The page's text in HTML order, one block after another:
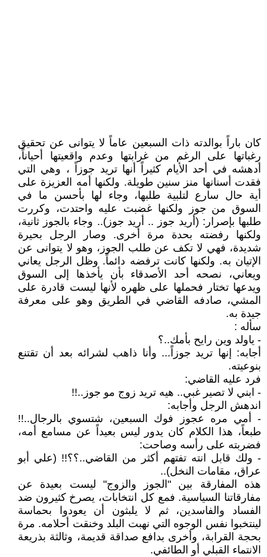
كان باراً بوالدته ذات السبعين عاماً لا يتوانى عن تحقيق
رغباتها على الرغم من غرابتها وعدم واقعيتها أحياناً،
أدهشه في أحد الأيام كثيراً أنها تريد جوزاً ، وهي التي
فقدت أسنانها منز سنين طويلة. ولكنها أمه العزيزة على
أية حال سارع لتلبية طلبها، وجاء لها بأحسن ما في
السوق من جوز ولكنها غضبت عليه واحتدت، وكررت
طلبها بإصرار: (أريد جوز .. أريد جوز).. وجاء بالجوز ثانية،
ولكنها رفضته بحدة مرة أخرى. وصار الرجل بحيرة
شديدة، فهي لا تكف عن طلب الجوز، وهو لا يتوانى عن
الإتيان به. ولكنها كانت ترفضه دائماً. وظل الرجل يعاني
ويعاني، نصحه أحد الأصدقاء بأن يأخذها إلى السوق
ويدعها تختار فحملها على ظهره لأنها ليست قادرة على
المشي، صادفه القاضي في الطريق وهو على معرفة
جيدة به.
سأله :
- ياولد وين رايح بأمك..؟
أجابه: إنها تريد جوزاً... وأنا ذاهب لشرائه بعد أن تقتنع
بنوعيته.
فرد عليه القاضي:
- ابني لا تصير غبي.. هيه تريد زوج مو جوز..!!
اندهش الرجل وأجابه:
- أمي مره عجوز فوك السبعين، شتسوي بالرجال..!!
طبعاً، هذا الكلام كان يدور ليس بعيداً عن مسامع أمه،
فضربته على رأسه وصاحت:
- ولك قابل انته تفتهم أكثر من القاضي..؟؟!! (علي أبو
عراق، مقامات النخل)..
هذه المفارقة بين "الجوز والزوج" ليست بعيدة عن
مفارقاتنا السياسية. فمع كل انتخابات، يصرخ كثيرون ضد
الفساد والفاسدين، ثم لا يلبثون أن يعودوا بحماسة
لينتخبوا نفس الوجوه التي نهبت البلد وخنقت أحلامه. مرة
بحجة القرابة، وأخرى بدافع صداقة قديمة، وثالثة بذريعة
الانتماء القبلي أو الطائفي.